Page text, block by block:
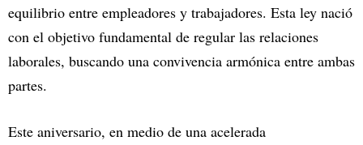
equilibrio entre empleadores y trabajadores. Esta ley nació
con el objetivo fundamental de regular las relaciones
laborales, buscando una convivencia armónica entre ambas
partes.
Este aniversario, en medio de una acelerada